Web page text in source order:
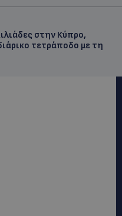
στην Κύπρο,
τετράποδο με τη